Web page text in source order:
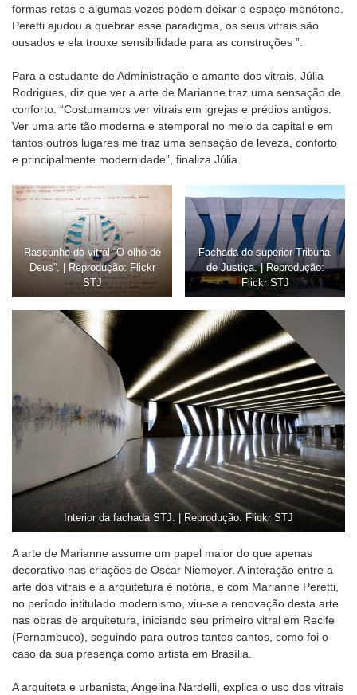
formas retas e algumas vezes podem deixar o espaço monótono.
Peretti ajudou a quebrar esse paradigma, os seus vitrais são
ousados e ela trouxe sensibilidade para as construções ”.
Para a estudante de Administração e amante dos vitrais, Júlia
Rodrigues, diz que ver a arte de Marianne traz uma sensação de
conforto. “Costumamos ver vitrais em igrejas e prédios antigos.
Ver uma arte tão moderna e atemporal no meio da capital e em
tantos outros lugares me traz uma sensação de leveza, conforto
e principalmente modernidade”, finaliza Júlia.
Rascunho do vitral “O olho de
Deus”. | Reprodução: Flickr
STJ
Fachada do superior Tribunal
de Justiça. | Reprodução:
Flickr STJ
Interior da fachada STJ. | Reprodução: Flickr STJ
A arte de Marianne assume um papel maior do que apenas
decorativo nas criações de Oscar Niemeyer. A interação entre a
arte dos vitrais e a arquitetura é notória, e com Marianne Peretti,
no período intitulado modernismo, viu-se a renovação desta arte
nas obras de arquitetura, iniciando seu primeiro vitral em Recife
(Pernambuco), seguindo para outros tantos cantos, como foi o
caso da sua presença como artista em Brasília.
A arquiteta e urbanista, Angelina Nardelli, explica o uso dos vitrais